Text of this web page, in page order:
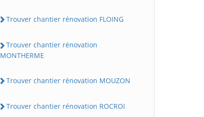
Trouver chantier rénovation FLOING
Trouver chantier rénovation
MONTHERME
Trouver chantier rénovation MOUZON
Trouver chantier rénovation ROCROI